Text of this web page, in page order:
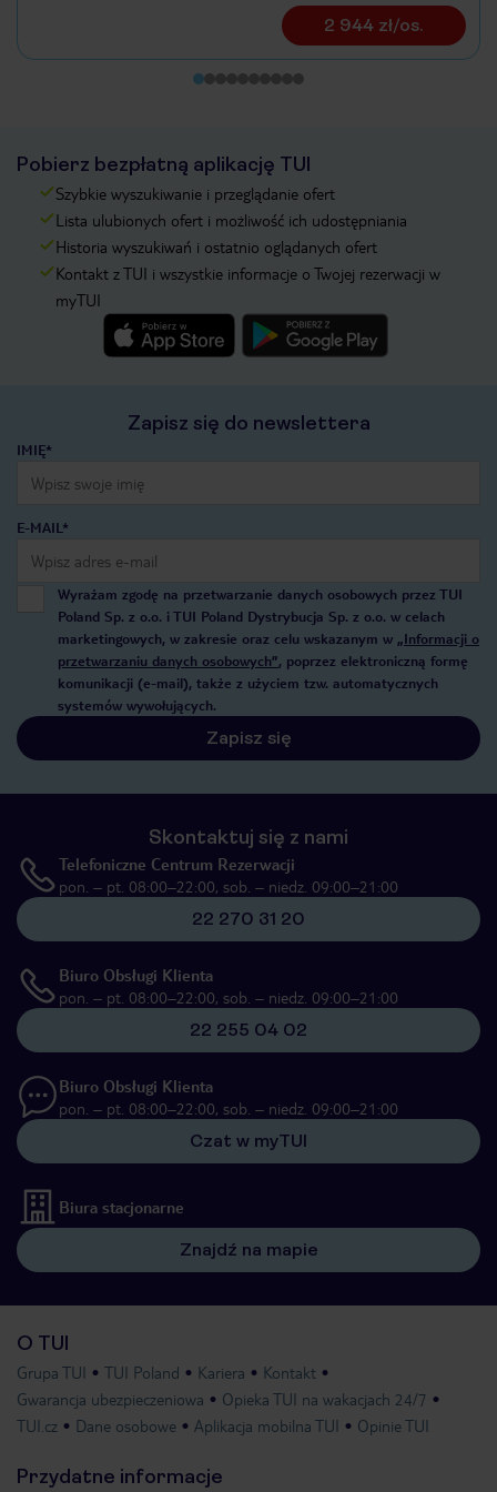
2 944 zł/os.
Pobierz bezpłatną aplikację TUI
Szybkie wyszukiwanie i przeglądanie ofert
Lista ulubionych ofert i możliwość ich udostępniania
Historia wyszukiwań i ostatnio oglądanych ofert
Kontakt z TUI i wszystkie informacje o Twojej rezerwacji w
myTUI
Zapisz się do newslettera
IMIĘ*
E-MAIL*
Wyrażam zgodę na przetwarzanie danych osobowych przez TUI
Poland Sp. z o.o. i TUI Poland Dystrybucja Sp. z o.o. w celach
marketingowych, w zakresie oraz celu wskazanym w „Informacji o
przetwarzaniu danych osobowych”, poprzez elektroniczną formę
komunikacji (e-mail), także z użyciem tzw. automatycznych
systemów wywołujących.
Zapisz się
Skontaktuj się z nami
Telefoniczne Centrum Rezerwacji
pon. – pt. 08:00–22:00, sob. – niedz. 09:00–21:00
22 270 31 20
Biuro Obsługi Klienta
pon. – pt. 08:00–22:00, sob. – niedz. 09:00–21:00
22 255 04 02
Biuro Obsługi Klienta
pon. – pt. 08:00–22:00, sob. – niedz. 09:00–21:00
Czat w myTUI
Biura stacjonarne
Znajdź na mapie
O TUI
Grupa TUI TUI Poland Kariera
Kontakt
Gwarancja ubezpieczeniowa
Opieka TUI na wakacjach 24/7
TUI.cz
Dane osobowe Aplikacja mobilna TUI Opinie TUI
Przydatne informacje